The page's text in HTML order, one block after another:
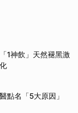
1神飲」天然褪黑激
點名「5大原因」